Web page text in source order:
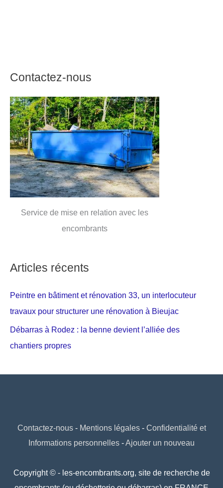
Contactez-nous
Service de mise en relation avec les
encombrants
Articles récents
Peintre en bâtiment et rénovation 33, un interlocuteur
travaux pour structurer une rénovation à Bieujac
Débarras à Rodez : la benne devient l’alliée des
chantiers propres
Contactez-nous- Mentions légales- Confidentialité et
Informations personnelles -Ajouter un nouveau
Copyright © - les-encombrants.org, site de recherche de